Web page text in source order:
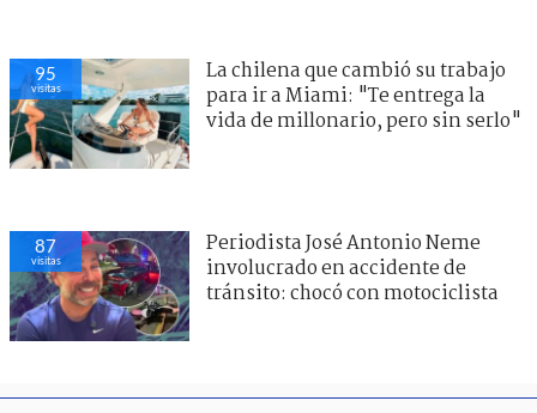
95
visitas
La chilena que cambió su trabajo
para ir a Miami: "Te entrega la
vida de millonario, pero sin serlo"
87
visitas
Periodista José Antonio Neme
involucrado en accidente de
tránsito: chocó con motociclista